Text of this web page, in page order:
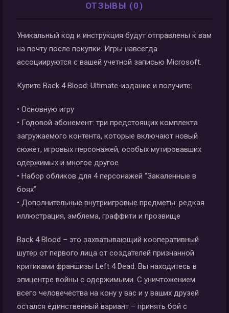
ОТЗЫВЫ (0)
Уникальный код и инструкция будут отправлены к вам
на почту после покупки. Игры навсегда
ассоциируются с вашей учетной записью Microsoft.
Купите Back 4 Blood: Ultimate-издание и получите:
• Основную игру
• Годовой абонемент: три предстоящих комплекта
загружаемого контента, которые включают новый
сюжет, игровых персонажей, особых мутировавших
одержимых и многое другое
• Набор обликов для 4 персонажей “Закаленные в
боях”
• Дополнительные внутриигровые предметы: редкая
иллюстрация, эмблема, граффити и прозвище
Back 4 Blood – это захватывающий кооперативный
шутер от первого лица от создателей признанной
критиками франшизы Left 4 Dead. Вы находитесь в
эпицентре войны с одержимыми. С уничтожением
всего человечества на кону у вас и у ваших друзей
остался единственный вариант – принять бой с